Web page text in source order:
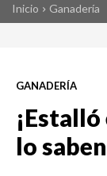
Inicio Ganadería
GANADERÍA
lo